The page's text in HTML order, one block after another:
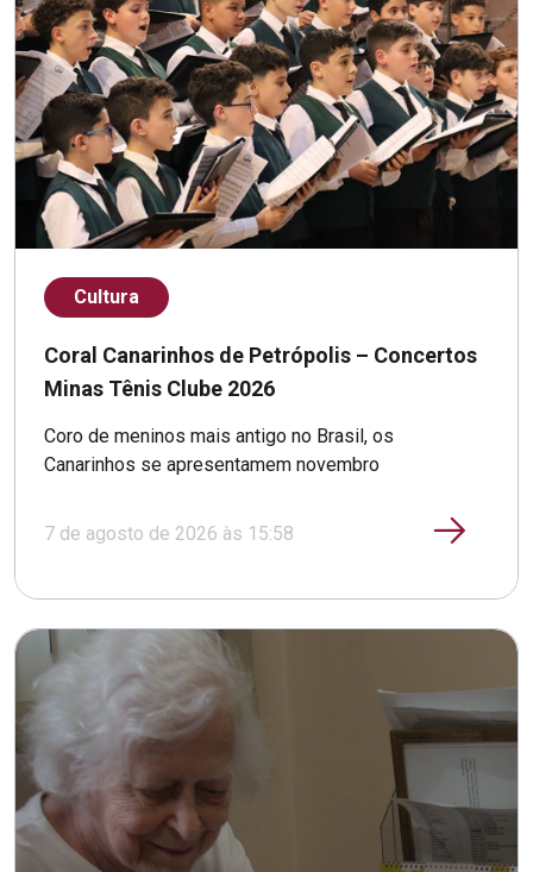
Cultura
Coral Canarinhos de Petrópolis – Concertos
Minas Tênis Clube 2026
Coro de meninos mais antigo no Brasil, os
Canarinhos se apresentamem novembro
7 de agosto de 2026 às 15:58